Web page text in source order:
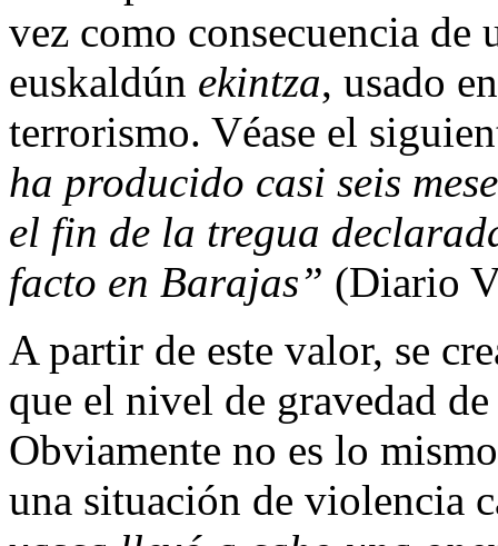
vez como consecuencia
euskaldún ekintza, usado
terrorismo. Véase el
ha producido casi seis
el fin de la tregua
facto en Barajas” (Diario
A partir de este valor, se
que el nivel de gravedad
Obviamente no es lo
una situación de violencia